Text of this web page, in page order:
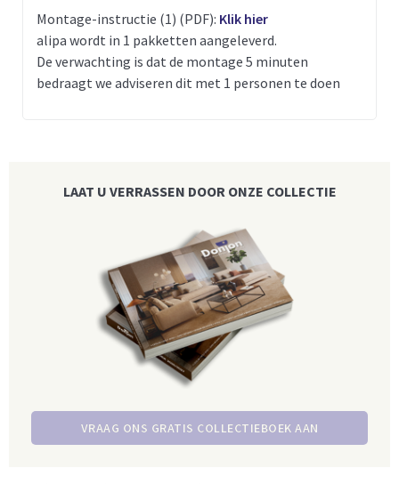
Montage-instructie (1) (PDF): Klik hier
alipa wordt in 1 pakketten aangeleverd.
De verwachting is dat de montage 5 minuten
bedraagt we adviseren dit met 1 personen te doen
LAAT U VERRASSEN DOOR ONZE COLLECTIE
VRAAG ONS GRATIS COLLECTIEBOEK AAN